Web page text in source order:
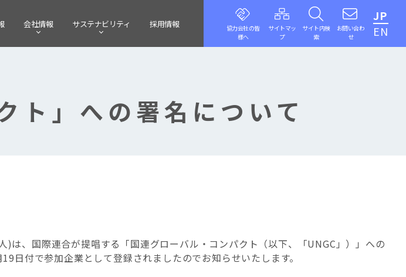
会社情報 サステナビリティ 採用情報
協力会社の皆
様へ
サイトマッ
プ
サイト内検
索
お問い合わ
せ
JP
EN
ト」への署名について
)は、国際連合が提唱する「国連グローバル・コンパクト（以下、「UNGC 」）」への
19日付で参加企業として登録されましたのでお知らせいたします。